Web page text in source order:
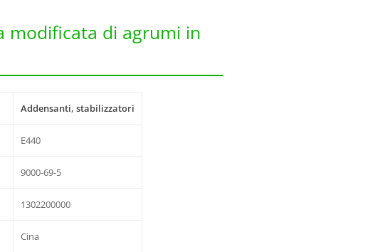
modificata di agrumi in
Addensanti, stabilizzatori
E440
9000-69-5
1302200000
Cina